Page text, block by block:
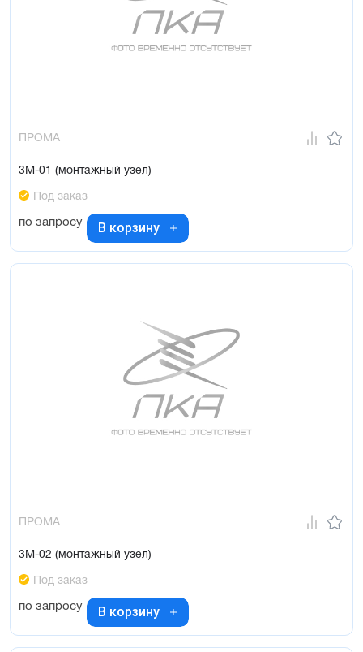
ПРОМА
3М-01 (монтажный узел)
Под заказ
по запросу В корзину
ПРОМА
3М-02 (монтажный узел)
Под заказ
по запросу В корзину